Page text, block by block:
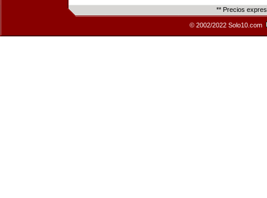
** Precios
© 2002/2022 Solo10.com